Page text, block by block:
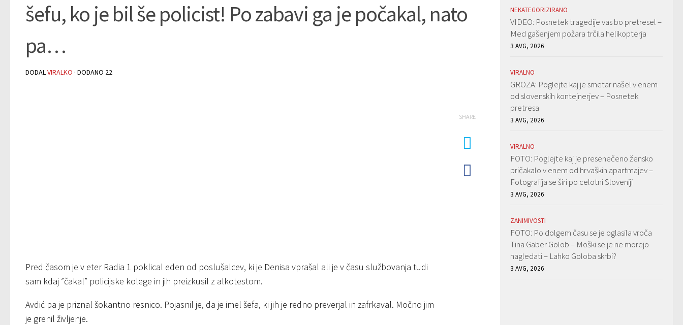
šefu, ko je bil še policist! Po zabavi ga je počakal, nato
pa…
DODALVIRALKO · DODANO 22
Pred časom je v eter Radia 1 poklical eden od poslušalcev, ki je Denisa vprašal ali je v času službovanja tudi
sam kdaj ”čakal” policijske kolege in jih preizkusil z alkotestom.
Avdić pa je priznal šokantno resnico. Pojasnil je, da je imel šefa, ki jih je redno preverjal in zafrkaval. Močno jim
je grenil življenje.
SHARE
NEKATEGORIZIRANO
VIDEO: Posnetek tragedije vas bo pretresel –
Med gašenjem požara trčila helikopterja
3 AVG, 2026
VIRALNO
GROZA: Poglejte kaj je smetar našel v enem
od slovenskih kontejnerjev – Posnetek
pretresa
3 AVG, 2026
VIRALNO
FOTO: Poglejte kaj je presenečeno žensko
pričakalo v enem od hrvaških apartmajev –
Fotografija se širi po celotni Sloveniji
3 AVG, 2026
ZANIMIVOSTI
FOTO: Po dolgem času se je oglasila vroča
Tina Gaber Golob – Moški se je ne morejo
nagledati – Lahko Goloba skrbi?
3 AVG, 2026